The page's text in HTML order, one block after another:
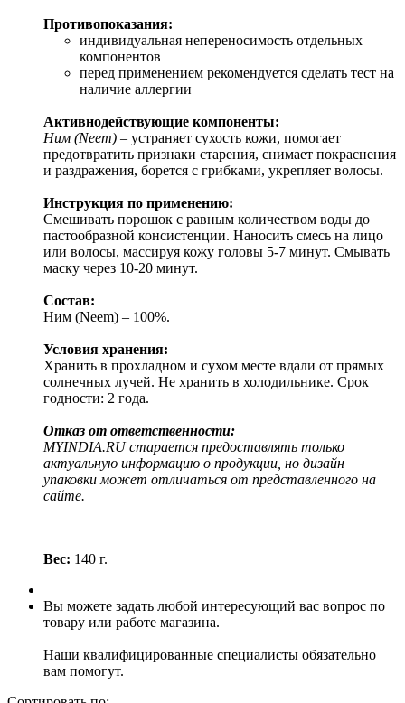
Противопоказания:
индивидуальная непереносимость отдельных
компонентов
перед применением рекомендуется сделать тест на
наличие аллергии
Активнодействующие компоненты:
Ним (Neem) – устраняет сухость кожи, помогает
предотвратить признаки старения, снимает покраснения
и раздражения, борется с грибками, укрепляет волосы.
Инструкция по применению:
Смешивать порошок с равным количеством воды до
пастообразной консистенции. Наносить смесь на лицо
или волосы, массируя кожу головы 5-7 минут. Смывать
маску через 10-20 минут.
Состав:
Ним (Neem) – 100%.
Условия хранения:
Хранить в прохладном и сухом месте вдали от прямых
солнечных лучей. Не хранить в холодильнике. Срок
годности: 2 года.
Отказ от ответственности:
MYINDIA.RU старается предоставлять только
актуальную информацию о продукции, но дизайн
упаковки может отличаться от представленного на
сайте.
Вес: 140 г.
Вы можете задать любой интересующий вас вопрос по
товару или работе магазина.
Наши квалифицированные специалисты обязательно
вам помогут.